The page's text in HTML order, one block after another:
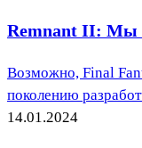
Remnant II: Мы
Возможно, Final
поколению
14.01.2024